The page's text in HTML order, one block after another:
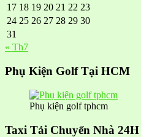
17 18 19 20 21 22 23
24 25 26 27 28 29 30
31
« Th7
Phụ Kiện Golf Tại HCM
Phụ kiện golf tphcm
Taxi Tải Chuyển Nhà 24H